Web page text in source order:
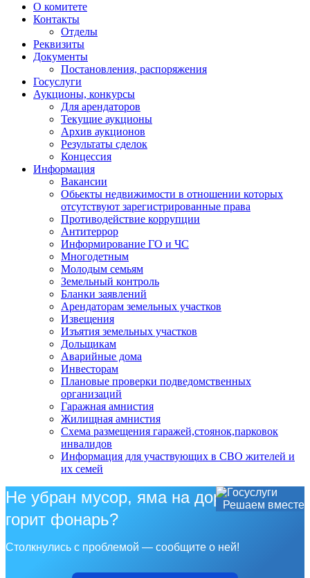
О комитете
Контакты
Отделы
Реквизиты
Документы
Постановления, распоряжения
Госуслуги
Аукционы, конкурсы
Для арендаторов
Текущие аукционы
Архив аукционов
Результаты сделок
Концессия
Информация
Вакансии
Обьекты недвижимости в отношении которых
отсутствуют зарегистрированные права
Противодействие коррупции
Антитеррор
Информирование ГО и ЧС
Многодетным
Молодым семьям
Земельный контроль
Бланки заявлений
Арендаторам земельных участков
Извещения
Изъятия земельных участков
Дольщикам
Аварийные дома
Инвесторам
Плановые проверки подведомственных
организаций
Гаражная амнистия
Жилищная амнистия
Схема размещения гаражей,стоянок,парковок
инвалидов
Информация для участвующих в СВО жителей и
их семей
Решаем вместе
Не убран мусор, яма на дороге, не
горит фонарь?
Столкнулись с проблемой — сообщите о ней!